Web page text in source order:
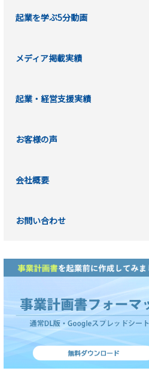
起業を学ぶ5分動画
メディア掲載実績
起業・経営支援実績
お客様の声
会社概要
お問い合わせ